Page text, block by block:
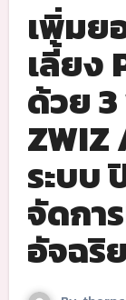
เพิ่มย
เลี้ยง
ด้วย 3
ZWIZ
ระบบ
จัดกา
อัจฉริ